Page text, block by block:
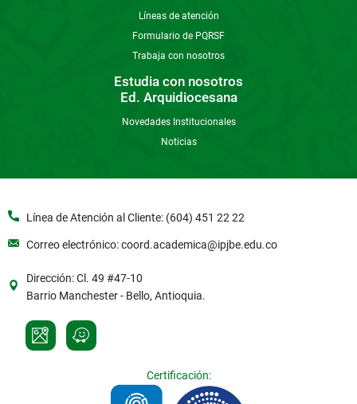
Líneas de atención
Formulario de PQRSF
Trabaja con nosotros
Estudia con nosotros
Ed. Arquidiocesana
Novedades Institucionales
Noticias
Línea de Atención al Cliente: (604) 451 22 22
Correo electrónico: coord.academica@ipjbe.edu.co
Dirección: Cl. 49 #47-10
Barrio Manchester - Bello, Antioquia.
Certificación: